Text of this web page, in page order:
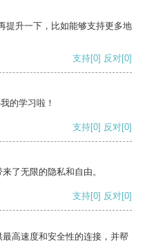
提升一下，比如能够支持更多地
支持[0] 反对[0]
的学习啦！
支持[0] 反对[0]
了无限的隐私和自由。
支持[0] 反对[0]
高速度和安全性的连接，并帮